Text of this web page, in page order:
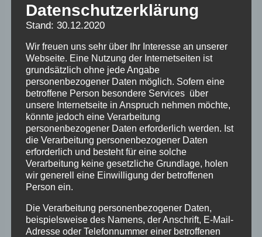
manchmal in einer Grübelspirale und verlieren
den Kontakt zu unseren Stärken. Das
Weltgeschehen kann uns zusetzen, belastende
Erfahrungen in der Vergangenheit, aber auch
die kleinen und großen Herausforderungen des
Alltags. Doch es gibt stärkende Body-Mind-
Übungen, mit denen wir wieder ins
Gleichgewicht kommen. In dieser Workshop-
Reihe lernen wir, wie wir aus dem Kopfkino
aussteigen und wieder im Hier und Jetzt
landen. Wir üben, die Gedanken zu beruhigen,
mit schwierigen Gefühlen umzugehen und uns
stärkt und uns hilft, mit Herausforderungen
umzugehen und daran zu wachsen.
Datenschutzerklärung
Stand: 30.12.2020
Wir freuen uns sehr über Ihr Interesse an unserer
Webseite. Eine Nutzung der Internetseiten ist
grundsätzlich ohne jede Angabe
personenbezogener Daten möglich. Sofern eine
betroffene Person besondere Services über
unsere Internetseite in Anspruch nehmen möchte,
könnte jedoch eine Verarbeitung
personenbezogener Daten erforderlich werden. Ist
die Verarbeitung personenbezogener Daten
erforderlich und besteht für eine solche
Verarbeitung keine gesetzliche Grundlage, holen
wir generell eine Einwilligung der betroffenen
Person ein.
Die Verarbeitung personenbezogener Daten,
beispielsweise des Namens, der Anschrift, E-Mail-
Adresse oder Telefonnummer einer betroffenen